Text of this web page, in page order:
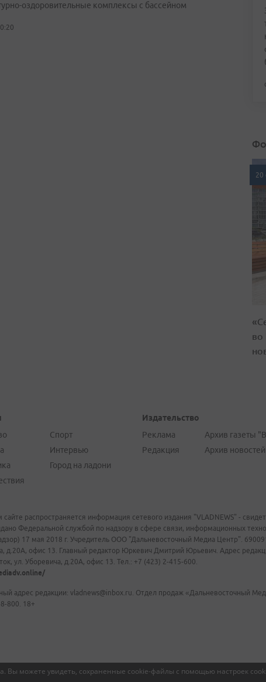
Вы можете увидеть, сохраненные cookie-файлы с помощью настроек
оздоровительные комплексы с бассейном
20
во
Спорт
Интервью
Город на ладони
Издательство
Реклама
Редакция
Архив газеты
Архив новостей
сайте распространяется информация сетевого издания "VLADNEWS" -
Федеральной службой по надзору в сфере связи, информационных
17 мая 2018 г. Учредитель ООО "Дальневосточный Медиа Центр".
д.20А, офис 13. Главный редактор Юркевич Дмитрий Юрьевич. Адрес
ул. Уборевича, д.20А, офис 13. Тел.: +7 (423) 2-415-600.
адрес редакции: vladnews@inbox.ru. Отдел продаж «Дальневосточный
800. 18+